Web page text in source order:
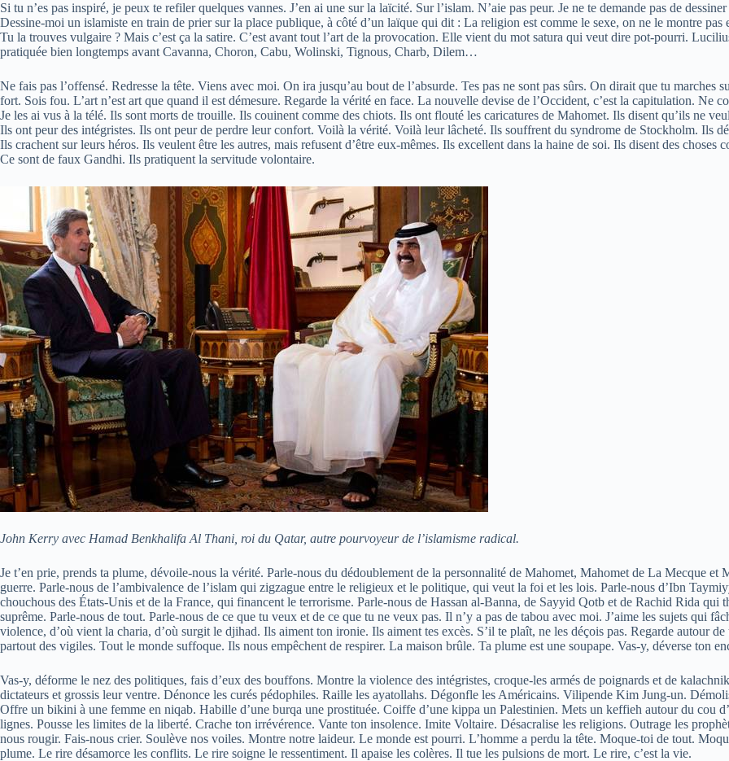
Si tu n’es pas inspiré, je peux te refiler quelques vannes. J’en ai une sur la laïcité. Sur l’islam. N’aie pas peur. Je ne te demande pas de
Dessine-moi un islamiste en train de prier sur la place publique, à côté d’un laïque qui dit : La religion est comme le sexe, on ne le montre
Tu la trouves vulgaire ? Mais c’est ça la satire. C’est avant tout l’art de la provocation. Elle vient du mot satura qui veut dire pot-pourri.
pratiquée bien longtemps avant Cavanna, Choron, Cabu, Wolinski, Tignous, Charb, Dilem…
Ne fais pas l’offensé. Redresse la tête. Viens avec moi. On ira jusqu’au bout de l’absurde. Tes pas ne sont pas sûrs. On dirait que tu marches
fort. Sois fou. L’art n’est art que quand il est démesure. Regarde la vérité en face. La nouvelle devise de l’Occident, c’est la capitulation. Ne
Je les ai vus à la télé. Ils sont morts de trouille. Ils couinent comme des chiots. Ils ont flouté les caricatures de Mahomet. Ils disent qu’ils ne
Ils ont peur des intégristes. Ils ont peur de perdre leur confort. Voilà la vérité. Voilà leur lâcheté. Ils souffrent du syndrome de Stockholm. Ils
Ils crachent sur leurs héros. Ils veulent être les autres, mais refusent d’être eux-mêmes. Ils excellent dans la haine de soi. Ils disent des choses
Ce sont de faux Gandhi. Ils pratiquent la servitude volontaire.
John Kerry avec Hamad Benkhalifa Al Thani, roi du Qatar, autre pourvoyeur de l’islamisme radical.
Je t’en prie, prends ta plume, dévoile-nous la vérité. Parle-nous du dédoublement de la personnalité de Mahomet, Mahomet de La Mecque
guerre. Parle-nous de l’ambivalence de l’islam qui zigzague entre le religieux et le politique, qui veut la foi et les lois. Parle-nous d’Ibn
chouchous des États-Unis et de la France, qui financent le terrorisme. Parle-nous de Hassan al-Banna, de Sayyid Qotb et de Rachid Rida
suprême. Parle-nous de tout. Parle-nous de ce que tu veux et de ce que tu ne veux pas. Il n’y a pas de tabou avec moi. J’aime les sujets qui
violence, d’où vient la charia, d’où surgit le djihad. Ils aiment ton ironie. Ils aiment tes excès. S’il te plaît, ne les déçois pas. Regarde autour
partout des vigiles. Tout le monde suffoque. Ils nous empêchent de respirer. La maison brûle. Ta plume est une soupape. Vas-y, déverse ton
Vas-y, déforme le nez des politiques, fais d’eux des bouffons. Montre la violence des intégristes, croque-les armés de poignards et de
dictateurs et grossis leur ventre. Dénonce les curés pédophiles. Raille les ayatollahs. Dégonfle les Américains. Vilipende Kim Jung-un.
Offre un bikini à une femme en niqab. Habille d’une burqa une prostituée. Coiffe d’une kippa un Palestinien. Mets un keffieh autour du cou
lignes. Pousse les limites de la liberté. Crache ton irrévérence. Vante ton insolence. Imite Voltaire. Désacralise les religions. Outrage les
nous rougir. Fais-nous crier. Soulève nos voiles. Montre notre laideur. Le monde est pourri. L’homme a perdu la tête. Moque-toi de tout.
plume. Le rire désamorce les conflits. Le rire soigne le ressentiment. Il apaise les colères. Il tue les pulsions de mort. Le rire, c’est la vie.